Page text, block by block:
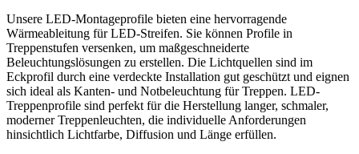
Unsere LED-Montageprofile bieten eine hervorragende
Wärmeableitung für LED-Streifen. Sie können Profile in
Treppenstufen versenken, um maßgeschneiderte
Beleuchtungslösungen zu erstellen. Die Lichtquellen sind im
Eckprofil durch eine verdeckte Installation gut geschützt und eignen
sich ideal als Kanten- und Notbeleuchtung für Treppen. LED-
Treppenprofile sind perfekt für die Herstellung langer, schmaler,
moderner Treppenleuchten, die individuelle Anforderungen
hinsichtlich Lichtfarbe, Diffusion und Länge erfüllen.